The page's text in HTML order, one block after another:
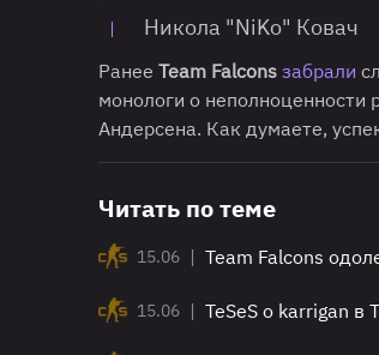
Никола "NiKo" Ковач
Ранее Team Falcons забрали
монологи о неполноценности
Андерсена. Как думаете,
Читать по теме
15.06 | Team Falcons
15.06 | TeSeS о karrigan в